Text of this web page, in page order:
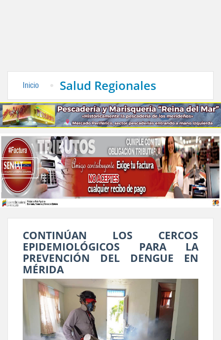
Inicio Salud Regionales
CONTINÚAN LOS CERCOS
EPIDEMIOLÓGICOS PARA LA
PREVENCIÓN DEL DENGUE EN
MÉRIDA